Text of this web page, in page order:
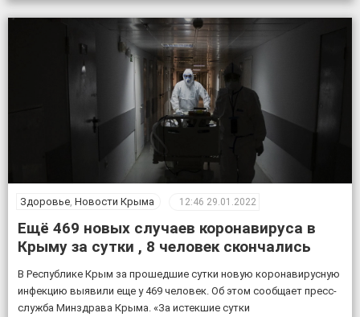
вакцинации подростков используют […]
Здоровье, Новости Крыма 12:46 29.01.2022
Ещё 469 новых случаев коронавируса в
Крыму за сутки , 8 человек скончались
В Республике Крым за прошедшие сутки новую коронавирусную
инфекцию выявили еще у 469 человек. Об этом сообщает пресс-
служба Минздрава Крыма. «За истекшие сутки